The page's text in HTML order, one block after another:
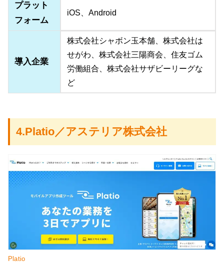
プラット
フォーム
iOS、Android
導入企業
株式会社シャボン玉本舗、株式会社は
せがわ、株式会社三陽商会、住友ゴム
労働組合、株式会社サザビーリーグな
ど
4.Platio／アステリア株式会社
Platio